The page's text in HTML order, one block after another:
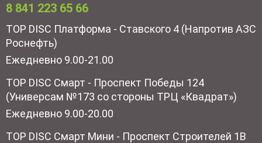
8 841 223 65 66
TOP DISC Платформа - Ставского 4 (Напротив АЗС
Роснефть)
Ежедневно 9.00-21.00
TOP DISC Смарт - Проспект Победы 124
(Универсам №173 со стороны ТРЦ «Квадрат»)
Ежедневно 9.00-20.00
TOP DISC Смарт Мини - Проспект Строителей 1В